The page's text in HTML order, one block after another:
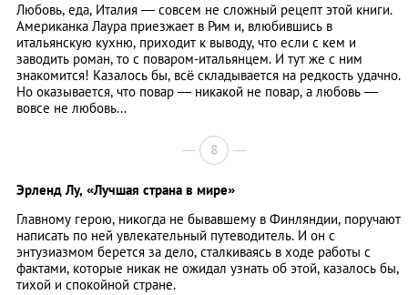
Любовь, еда, Италия — совсем не сложный рецепт этой книги.
Американка Лаура приезжает в Рим и, влюбившись в
итальянскую кухню, приходит к выводу, что если с кем и
заводить роман, то с поваром-итальянцем. И тут же с ним
знакомится! Казалось бы, всё складывается на редкость удачно.
Но оказывается, что повар — никакой не повар, а любовь —
вовсе не любовь...
8
Эрленд Лу, «Лучшая страна в мире»
Главному герою, никогда не бывавшему в Финляндии, поручают
написать по ней увлекательный путеводитель. И он с
энтузиазмом берется за дело, сталкиваясь в ходе работы с
фактами, которые никак не ожидал узнать об этой, казалось бы,
тихой и спокойной стране.